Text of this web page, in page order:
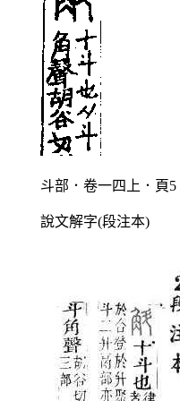
斗部．卷一四上．頁5
說文解字(段注本)